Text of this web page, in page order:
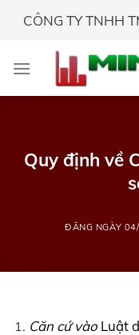
CÔNG TY TNHH
Quy định về
ĐĂNG NGÀY
Căn cứ vào Luật